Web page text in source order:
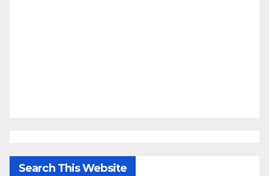
Search This Website